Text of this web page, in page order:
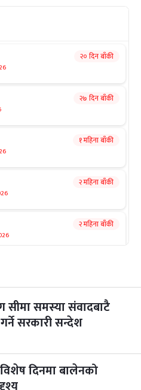
२० दिन बाँकी
२७ दिन बाँकी
१ महिना बाँकी
२ महिना बाँकी
२ महिना बाँकी
२ महिना बाँकी
समस्या संवादबाटै
सरकारी सन्देश
दिनमा बालेनको